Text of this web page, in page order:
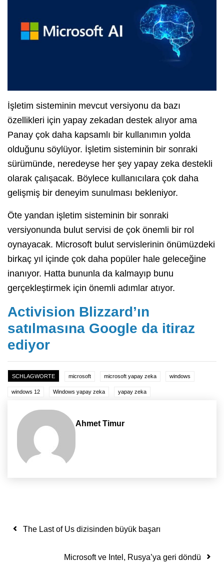
İşletim sisteminin mevcut versiyonu da bazı
özellikleri için yapay zekadan destek alıyor ama
Panay çok daha kapsamlı bir kullanımın yolda
olduğunu söylüyor. İşletim sisteminin bir sonraki
sürümünde, neredeyse her şey yapay zeka destekli
olarak çalışacak. Böylece kullanıcılara çok daha
gelişmiş bir deneyim sunulması bekleniyor.
Öte yandan işletim sisteminin bir sonraki
versiyonunda bulut servisi de çok önemli bir rol
oynayacak. Microsoft bulut servislerinin önümüzdeki
birkaç yıl içinde çok daha popüler hale geleceğine
inanıyor. Hatta bununla da kalmayıp bunu
gerçekleştirmek için önemli adımlar atıyor.
Activision Blizzard’ın
satılmasına Google da itiraz
ediyor
SCHLAGWORTE microsoft microsoft yapay zeka windows
windows 12 Windows yapay zeka yapay zeka
Ahmet Timur
Yazı dolaşımı
The Last of Us dizisinden büyük başarı
Microsoft ve Intel, Rusya’ya geri döndü